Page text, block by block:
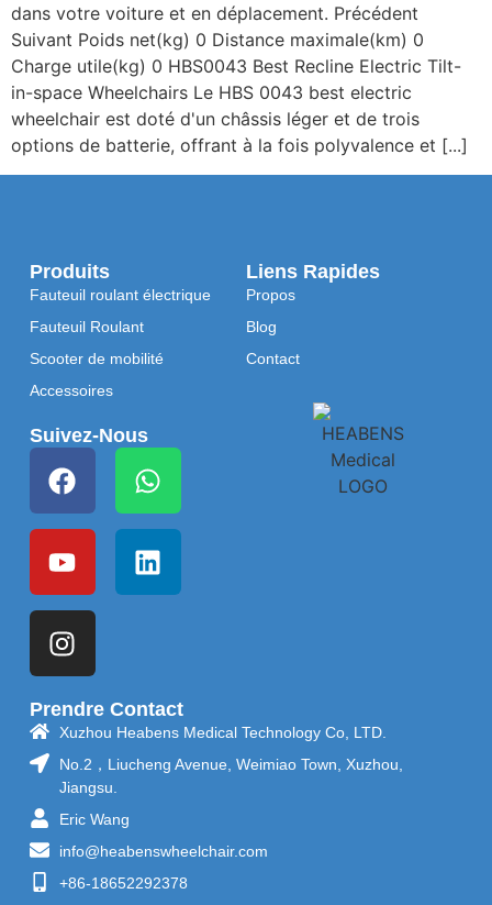
dans votre voiture et en déplacement. Précédent
Suivant Poids net(kg) 0 Distance maximale(km) 0
Charge utile(kg) 0 HBS0043 Best Recline Electric Tilt-
in-space Wheelchairs Le HBS 0043 best electric
wheelchair est doté d'un châssis léger et de trois
options de batterie, offrant à la fois polyvalence et [...]
Prendre Contact
Xuzhou Heabens Medical Technology Co, LTD.
No.2，Liucheng Avenue, Weimiao Town, Xuzhou,
Jiangsu.
Eric Wang
info@heabenswheelchair.com
+86-18652292378
Produits
Fauteuil roulant électrique
Fauteuil Roulant
Scooter de mobilité
Accessoires
Liens Rapides
Propos
Blog
Contact
Suivez-Nous